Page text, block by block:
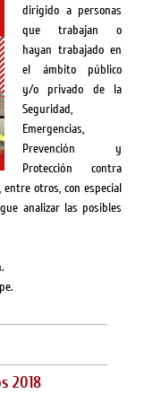
dirigido a personas
que trabajan o
hayan trabajado en
el ámbito público
y/o privado de la
Seguridad,
Emergencias,
Prevención y
Protección contra
entre otros, con especial
analizar las posibles
2018